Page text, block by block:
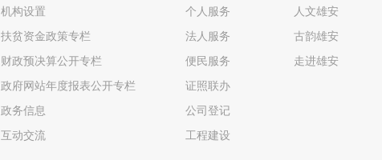
机构设置
扶贫资金政策专栏
财政预决算公开专栏
政府网站年度报表公开专栏
政务信息
互动交流
个人服务
法人服务
便民服务
证照联办
公司登记
工程建设
人文雄安
古韵雄安
走进雄安